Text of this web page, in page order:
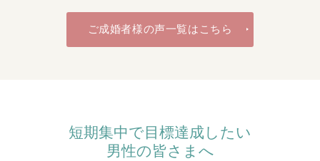
ご成婚者様の声一覧はこちら
短期集中で目標達成したい
男性の皆さまへ